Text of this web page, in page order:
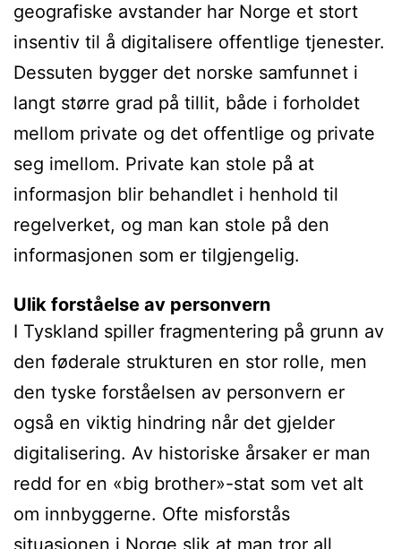
geografiske avstander har Norge et stort
insentiv til å digitalisere offentlige tjenester.
Dessuten bygger det norske samfunnet i
langt større grad på tillit, både i forholdet
mellom private og det offentlige og private
seg imellom. Private kan stole på at
informasjon blir behandlet i henhold til
regelverket, og man kan stole på den
informasjonen som er tilgjengelig.
Ulik forståelse av personvern
I Tyskland spiller fragmentering på grunn av
den føderale strukturen en stor rolle, men
den tyske forståelsen av personvern er
også en viktig hindring når det gjelder
digitalisering. Av historiske årsaker er man
redd for en «big brother»-stat som vet alt
om innbyggerne. Ofte misforstås